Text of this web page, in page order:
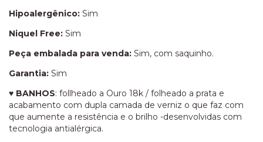
Hipoalergênico: Sim
Niquel Free: Sim
Peça embalada para venda: Sim, com saquinho.
Garantia: Sim
♥ BANHOS: follheado a Ouro 18k / folheado a prata e
acabamento com dupla camada de verniz o que faz com
que aumente a resistência e o brilho -desenvolvidas com
tecnologia antialérgica.